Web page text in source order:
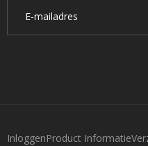
InloggenProduct Informatie